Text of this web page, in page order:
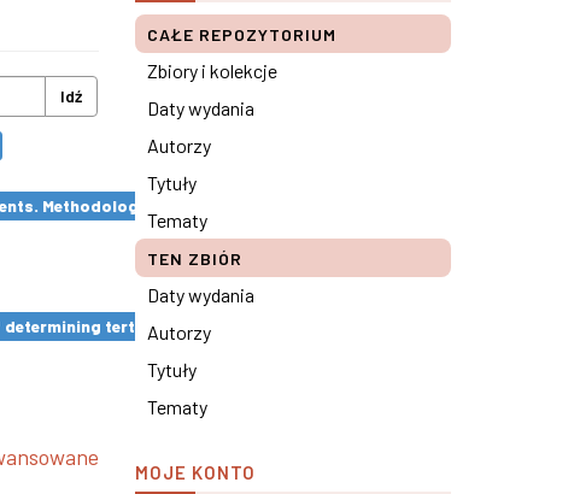
Idź
Methodological remarks ×
tertiary education results ×
CAŁE REPOZYTORIUM
Zbiory i kolekcje
Daty wydania
Autorzy
Tytuły
Tematy
TEN ZBIÓR
Daty wydania
Autorzy
Tytuły
Tematy
MOJE KONTO